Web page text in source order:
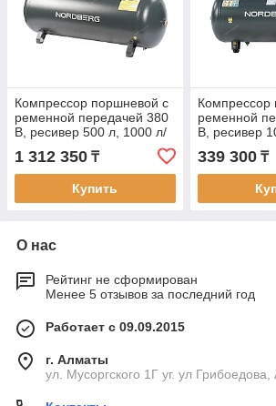
Компрессор поршневой с
ременной передачей 380
В, ресивер 500 л, 1000 л/
1 312 350 ₸
Купить
Компрессор
ременной
В, ресивер
339 300₸
О нас
Рейтинг не сформирован
Менее 5 отзывов за последний год
Работает с 09.09.2015
г. Алматы
ул. Мусоргского 1Г уг. ул